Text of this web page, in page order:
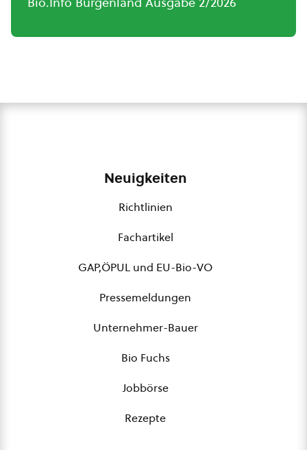
Neuigkeiten
Richtlinien
Fachartikel
GAP,ÖPUL und EU-Bio-VO
Pressemeldungen
Unternehmer-Bauer
Bio Fuchs
Jobbörse
Rezepte